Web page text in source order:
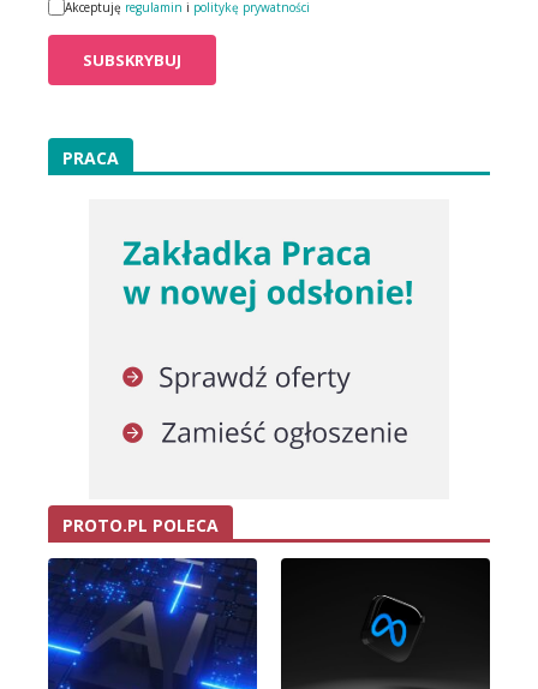
Akceptuję regulamin i politykę prywatności
PRACA
PROTO.PL POLECA